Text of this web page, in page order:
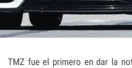
TMZ fue el primero en dar la